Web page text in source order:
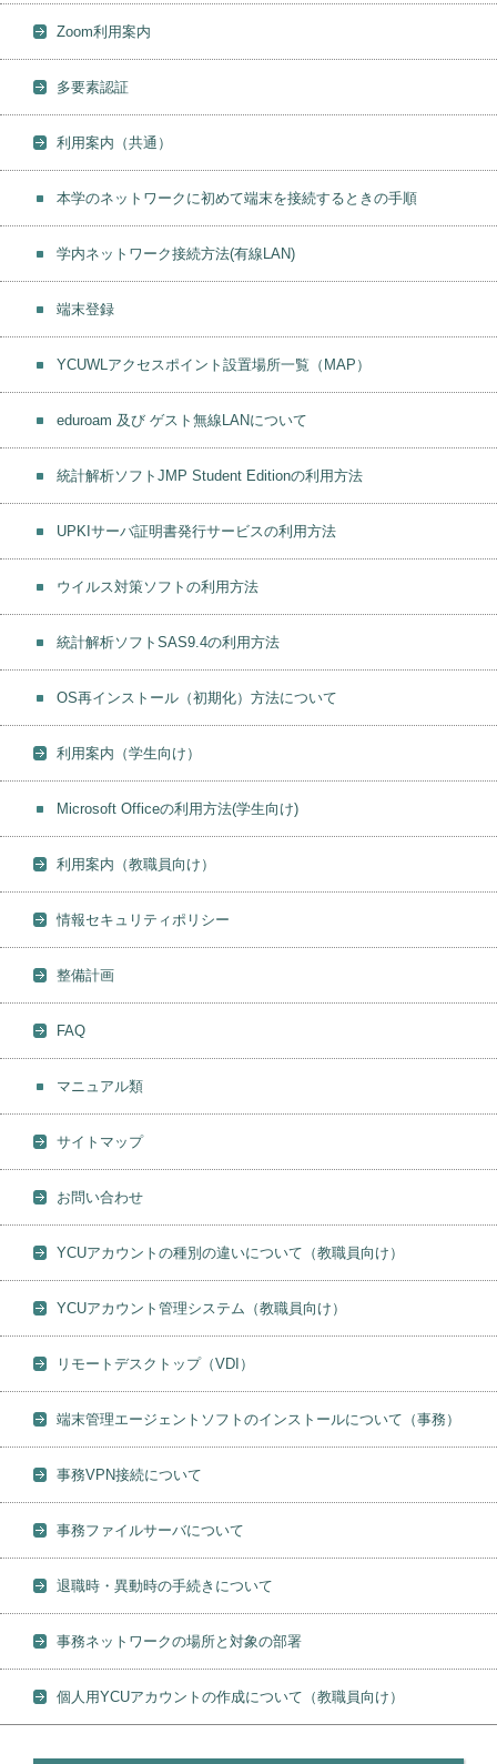
Zoom利用案内
多要素認証
利用案内（共通）
本学のネットワークに初めて端末を接続するときの手順
学内ネットワーク接続方法(有線LAN)
端末登録
YCUWLアクセスポイント設置場所一覧（MAP）
eduroam 及び ゲスト無線LANについて
統計解析ソフトJMP Student Editionの利用方法
UPKIサーバ証明書発行サービスの利用方法
ウイルス対策ソフトの利用方法
統計解析ソフトSAS9.4の利用方法
OS再インストール（初期化）方法について
利用案内（学生向け）
Microsoft Officeの利用方法(学生向け)
利用案内（教職員向け）
情報セキュリティポリシー
整備計画
FAQ
マニュアル類
サイトマップ
お問い合わせ
YCUアカウントの種別の違いについて（教職員向け）
YCUアカウント管理システム（教職員向け）
リモートデスクトップ（VDI）
端末管理エージェントソフトのインストールについて（事務）
事務VPN接続について
事務ファイルサーバについて
退職時・異動時の手続きについて
事務ネットワークの場所と対象の部署
個人用YCUアカウントの作成について（教職員向け）